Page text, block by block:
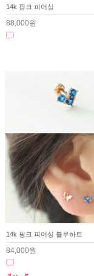
14k 핑크 피어싱
88,000원
14k 핑크 피어싱 블루하트
84,000원